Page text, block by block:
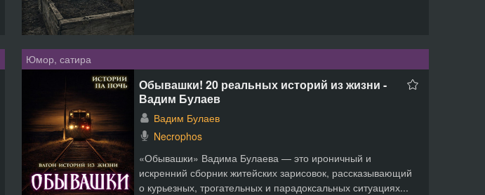
Юмор, сатира
Обывашки! 20 реальных историй из жизни -
Вадим Булаев
Вадим Булаев
Necrophos
«Обывашки» Вадима Булаева — это ироничный и
искренний сборник житейских зарисовок, рассказывающий
о курьезных, трогательных и парадоксальных ситуациях...